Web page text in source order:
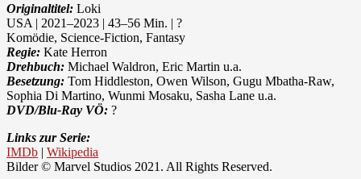
Originaltitel: Loki
USA | 2021–2023 | 43–56 Min. | ?
Komödie, Science-Fiction, Fantasy
Regie: Kate Herron
Drehbuch: Michael Waldron, Eric Martin u.a.
Besetzung: Tom Hiddleston, Owen Wilson, Gugu Mbatha-Raw,
Sophia Di Martino, Wunmi Mosaku, Sasha Lane u.a.
DVD/Blu-Ray VÖ: ?
Links zur Serie:
IMDb | Wikipedia
Bilder © Marvel Studios 2021. All Rights Reserved.